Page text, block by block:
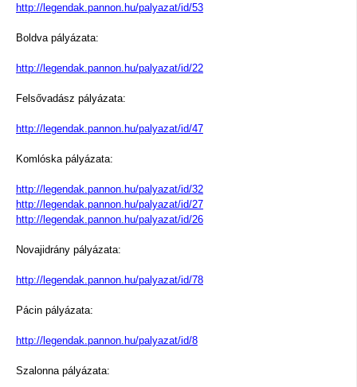
http://legendak.pannon.hu/palyazat/id/53
Boldva pályázata:
http://legendak.pannon.hu/palyazat/id/22
Felsővadász pályázata:
http://legendak.pannon.hu/palyazat/id/47
Komlóska pályázata:
http://legendak.pannon.hu/palyazat/id/32
http://legendak.pannon.hu/palyazat/id/27
http://legendak.pannon.hu/palyazat/id/26
Novajidrány pályázata:
http://legendak.pannon.hu/palyazat/id/78
Pácin pályázata:
http://legendak.pannon.hu/palyazat/id/8
Szalonna pályázata: